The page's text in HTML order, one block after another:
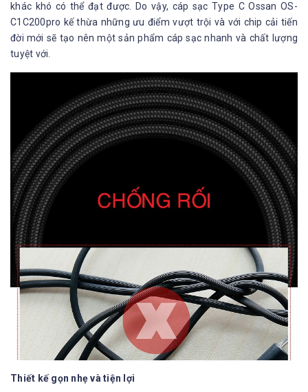
khác khó có thể đạt được. Do vậy, cáp sạc Type C Ossan OS-
C1C200pro kế thừa những ưu điểm vượt trội và với chip cải tiến
đời mới sẽ tạo nên một sản phẩm cáp sạc nhanh và chất lượng
tuyệt với.
Thiết kế gọn nhẹ và tiện lợi